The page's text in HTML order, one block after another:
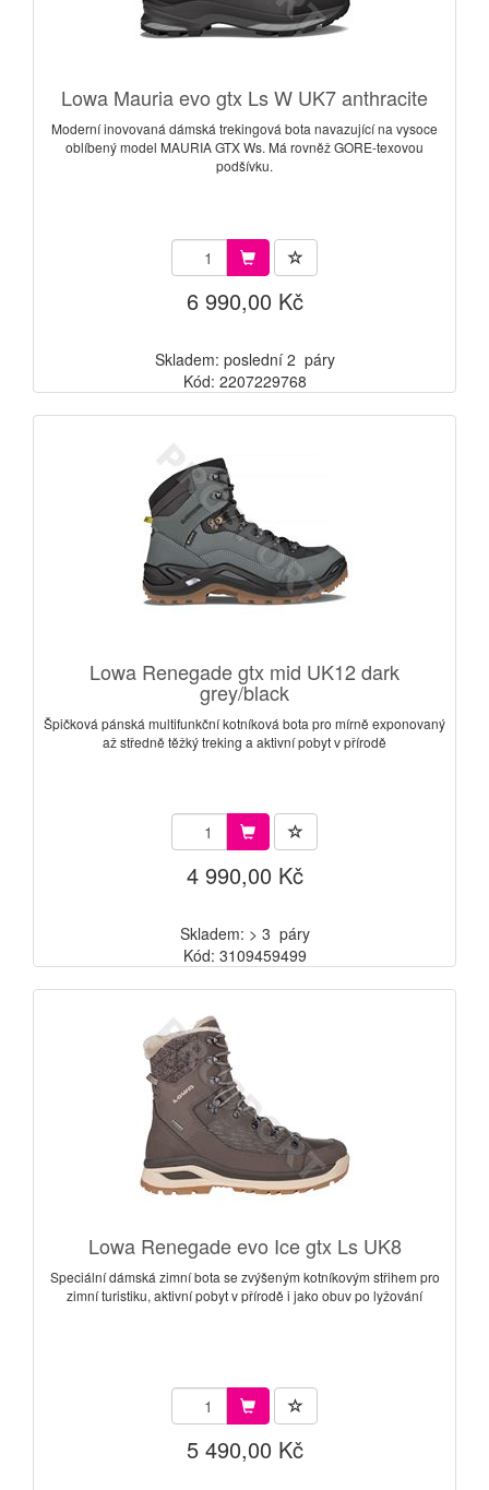
Lowa Mauria evo gtx Ls W UK7 anthracite
Moderní inovovaná dámská trekingová bota navazující na vysoce
oblíbený model MAURIA GTX Ws. Má rovněž GORE-texovou
podšívku.
6 990,00 Kč
Skladem: poslední 2 páry
Kód: 2207229768
Lowa Renegade gtx mid UK12 dark
grey/black
Špičková pánská multifunkční kotníková bota pro mírně exponovaný
až středně těžký treking a aktivní pobyt v přírodě
4 990,00 Kč
Skladem: > 3 páry
Kód: 3109459499
Lowa Renegade evo Ice gtx Ls UK8
Speciální dámská zimní bota se zvýšeným kotníkovým střihem pro
zimní turistiku, aktivní pobyt v přírodě i jako obuv po lyžování
5 490,00 Kč